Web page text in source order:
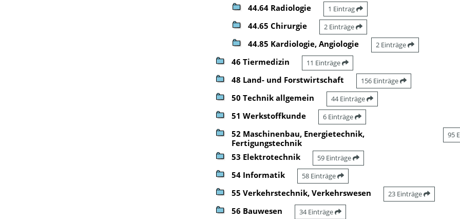
44.64 Radiologie 1 Eintrag
44.65 Chirurgie 2 Einträge
44.85 Kardiologie, Angiologie 2 Einträge
46 Tiermedizin 11 Einträge
48 Land- und Forstwirtschaft 156 Einträge
50 Technik allgemein 44 Einträge
51 Werkstoffkunde 6 Einträge
52 Maschinenbau, Energietechnik,
Fertigungstechnik
95
53 Elektrotechnik 59 Einträge
54 Informatik 58 Einträge
55 Verkehrstechnik, Verkehrswesen 23 Einträge
56 Bauwesen 34 Einträge